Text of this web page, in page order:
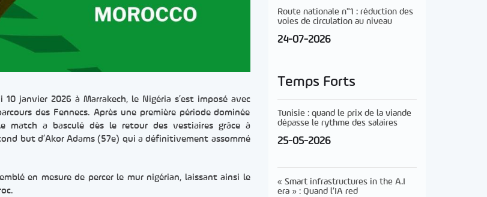
janvier 2026 à Marrakech, le Nigéria s’est imposé avec
des Fennecs. Après une première période dominée
match a basculé dès le retour des vestiaires grâce à
but d’Akor Adams (57e) qui a définitivement assommé
en mesure de percer le mur nigérian, laissant ainsi le
Route nationale n°1 : réduction des
voies de circulation au niveau
24-07-2026
Temps Forts
Tunisie : quand le prix de la viande
dépasse le rythme des salaires
25-05-2026
« Smart infrastructures in the A.I
era » : Quand l’IA red